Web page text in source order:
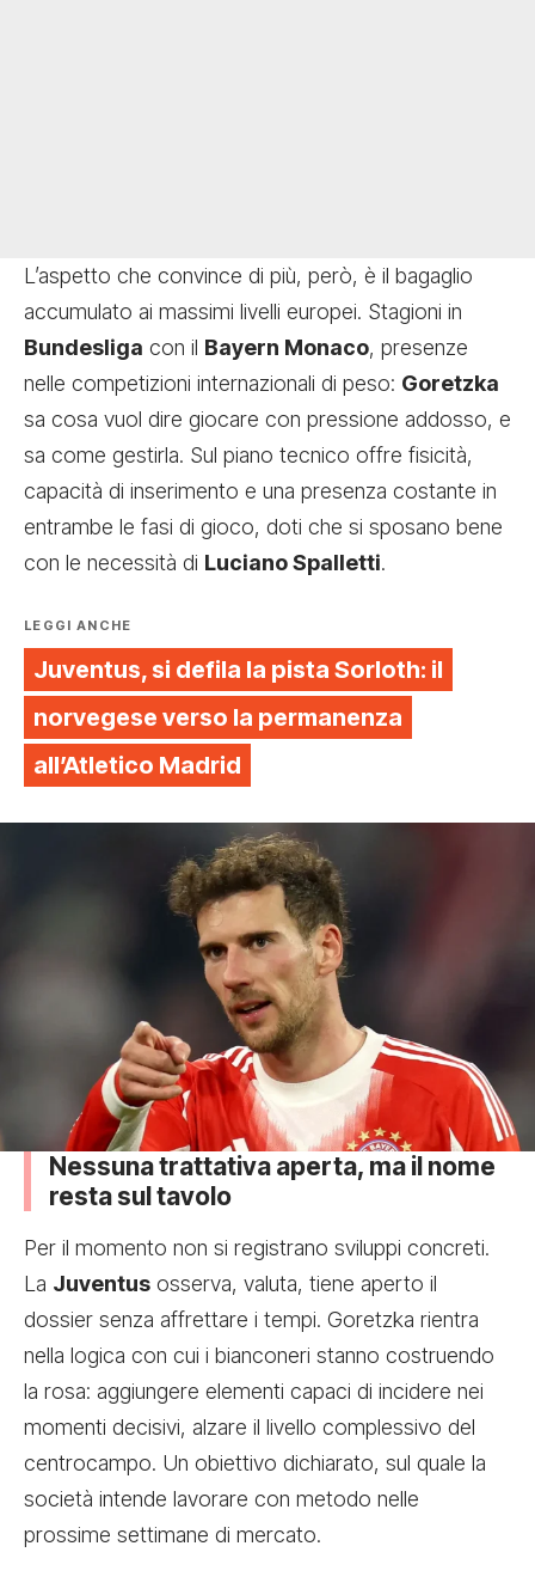
L’aspetto che convince di più, però, è il bagaglio
accumulato ai massimi livelli europei. Stagioni in
Bundesliga con il Bayern Monaco, presenze
nelle competizioni internazionali di peso: Goretzka
sa cosa vuol dire giocare con pressione addosso, e
sa come gestirla. Sul piano tecnico offre fisicità,
capacità di inserimento e una presenza costante in
entrambe le fasi di gioco, doti che si sposano bene
con le necessità di Luciano Spalletti.
LEGGI ANCHE
Juventus, si defila la pista Sorloth: il
norvegese verso la permanenza
all’Atletico Madrid
Nessuna trattativa aperta, ma il nome
resta sul tavolo
Per il momento non si registrano sviluppi concreti.
La Juventus osserva, valuta, tiene aperto il
dossier senza affrettare i tempi. Goretzka rientra
nella logica con cui i bianconeri stanno costruendo
la rosa: aggiungere elementi capaci di incidere nei
momenti decisivi, alzare il livello complessivo del
centrocampo. Un obiettivo dichiarato, sul quale la
società intende lavorare con metodo nelle
prossime settimane di mercato.